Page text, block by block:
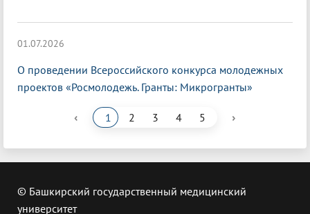
01.07.2026
О проведении Всероссийского конкурса молодежных
проектов «Росмолодежь. Гранты: Микрогранты»
‹ 1 2 3 4 5 ›
© Башкирский государственный медицинский
университет